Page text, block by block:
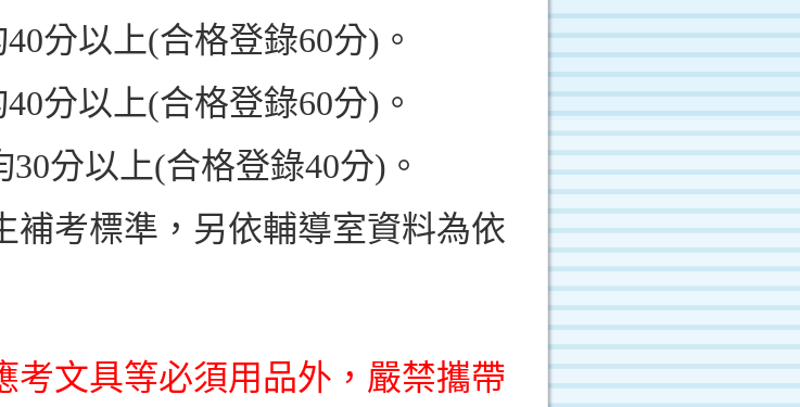
40分以上(合格登錄60分) 。
40分以上(合格登錄60分) 。
30分以上(合格登錄40分) 。
考標準，另依輔導室資料為依
文具等必須用品外，嚴禁攜帶